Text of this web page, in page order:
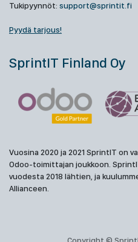
Tukipyynnöt: support@sprintit.fi
Pyydä tarjous!
SprintIT Finland Oy
Vuosina 2020 ja 2021 SprintIT on
Odoo-toimittajan joukkoon.
vuodesta 2018 lähtien, ja
Allianceen.
Copyright ©